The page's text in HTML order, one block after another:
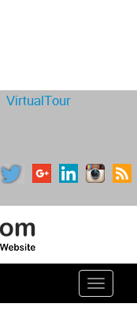
VirtualTour
Toggle